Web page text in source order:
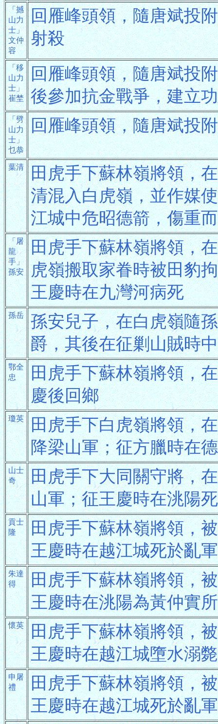
「撼
山力
士」
文仲
容
回雁峰頭領，隨唐斌投
射殺
「移
山力
士」
崔埜
回雁峰頭領，隨唐斌投
後參加抗金戰爭，建立
「劈
山力
士」
乜恭
回雁峰頭領，隨唐斌投
葉清
田虎手下蘇林嶺將領，
清混入白虎嶺，並作媒
江城中危昭德箭，傷重
「屠
龍
手」
孫安
田虎手下蘇林嶺將領，
虎嶺搬取家眷時被田豹
王慶時在九灣河病死
孫岳
孫安兒子，在白虎嶺隨
爵，其後在征剿山賊時
鄂全
忠
田虎手下蘇林嶺將領，
慶後回鄉
瓊英
田虎手下白虎嶺將領，
降梁山軍；征方臘時在
山士
奇
田虎手下大同關守將，
山軍；征王慶時在洮陽
貢士
隆
田虎手下蘇林嶺將領，
王慶時在越江城死於亂
朱達
得
田虎手下蘇林嶺將領，
王慶時在洮陽為黃仲實
懷英
田虎手下蘇林嶺將領，
王慶時在越江城墮水溺斃
申屠
禮
田虎手下蘇林嶺將領，
王慶時在越江城死於亂